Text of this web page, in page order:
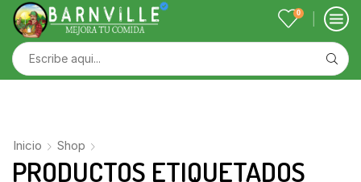
0
Inicio Shop
PRODUCTOS ETIQUETADOS